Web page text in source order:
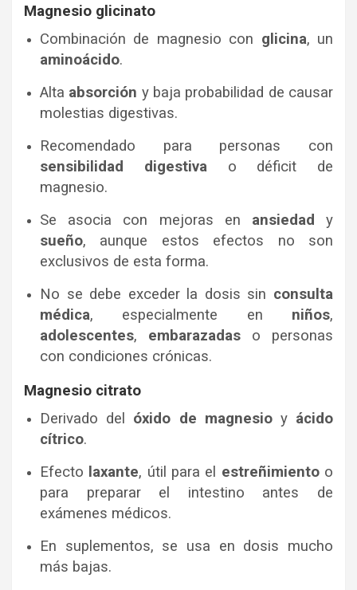
Magnesio glicinato
Combinación de magnesio con glicina, un
aminoácido.
Alta absorción y baja probabilidad de causar
molestias digestivas.
Recomendado para personas con
sensibilidad digestivao déficit de
magnesio.
Se asocia con mejoras en ansiedad
y
sueño, aunque estos efectos no son
exclusivos de esta forma.
No se debe exceder la dosis sin consulta
médica, especialmente en niños,
adolescentes, embarazadas o personas
con condiciones crónicas.
Magnesio citrato
Derivado del óxido de magnesioy ácido
cítrico.
Efecto laxante, útil para el estreñimientoo
para preparar el intestino antes de
exámenes médicos.
En suplementos, se usa en dosis mucho
más bajas.